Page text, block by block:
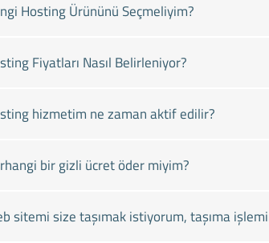
Hosting Ürününü Seçmeliyim?
Fiyatları Nasıl Belirleniyor?
hizmetim ne zaman aktif edilir?
bir gizli ücret öder miyim?
sitemi size taşımak istiyorum, taşıma